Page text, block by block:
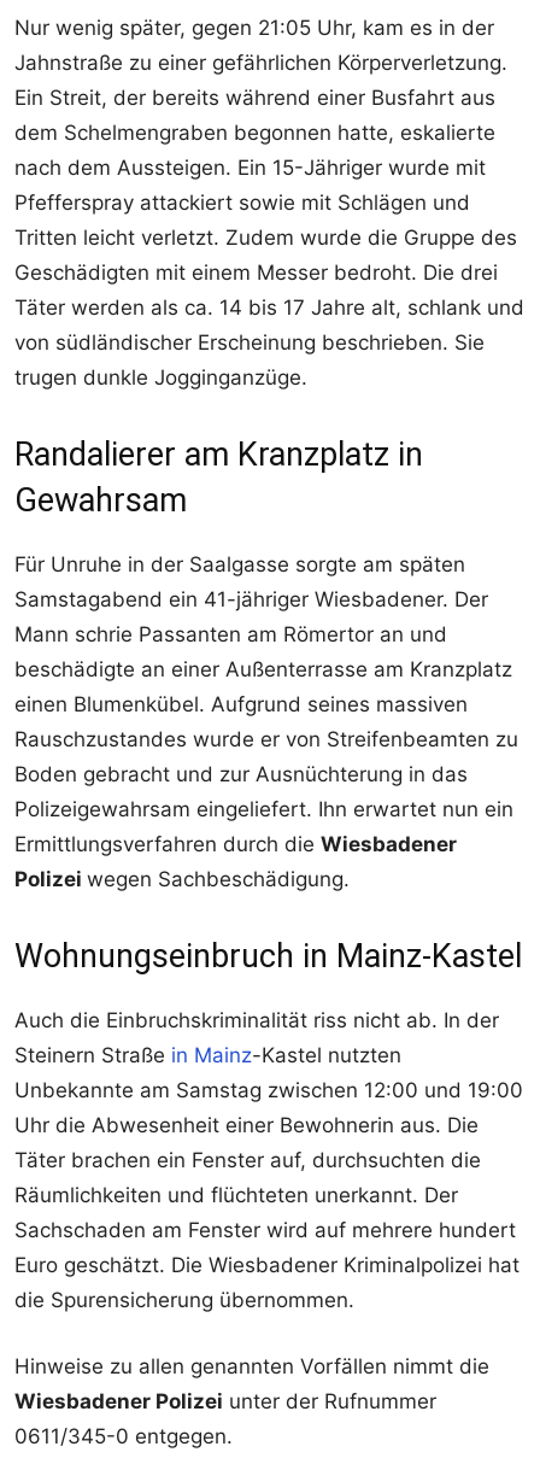
Nur wenig später, gegen 21:05 Uhr, kam es in der
Jahnstraße zu einer gefährlichen Körperverletzung.
Ein Streit, der bereits während einer Busfahrt aus
dem Schelmengraben begonnen hatte, eskalierte
nach dem Aussteigen. Ein 15-Jähriger wurde mit
Pfefferspray attackiert sowie mit Schlägen und
Tritten leicht verletzt. Zudem wurde die Gruppe des
Geschädigten mit einem Messer bedroht. Die drei
Täter werden als ca. 14 bis 17 Jahre alt, schlank und
von südländischer Erscheinung beschrieben. Sie
trugen dunkle Jogginganzüge.
Randalierer am Kranzplatz in
Gewahrsam
Für Unruhe in der Saalgasse sorgte am späten
Samstagabend ein 41-jähriger Wiesbadener. Der
Mann schrie Passanten am Römertor an und
beschädigte an einer Außenterrasse am Kranzplatz
einen Blumenkübel. Aufgrund seines massiven
Rauschzustandes wurde er von Streifenbeamten zu
Boden gebracht und zur Ausnüchterung in das
Polizeigewahrsam eingeliefert. Ihn erwartet nun ein
Ermittlungsverfahren durch die Wiesbadener
Polizei wegen Sachbeschädigung.
Wohnungseinbruch in Mainz-Kastel
Auch die Einbruchskriminalität riss nicht ab. In der
Steinern Straße in Mainz-Kastel nutzten
Unbekannte am Samstag zwischen 12:00 und 19:00
Uhr die Abwesenheit einer Bewohnerin aus. Die
Täter brachen ein Fenster auf, durchsuchten die
Räumlichkeiten und flüchteten unerkannt. Der
Sachschaden am Fenster wird auf mehrere hundert
Euro geschätzt. Die Wiesbadener Kriminalpolizei hat
die Spurensicherung übernommen.
Hinweise zu allen genannten Vorfällen nimmt die
Wiesbadener Polizei unter der Rufnummer
0611/345-0 entgegen.